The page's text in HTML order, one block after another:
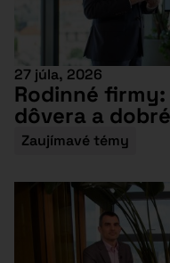
27 júla, 2026
Rodinné
dôvera a
Zaujímavé témy